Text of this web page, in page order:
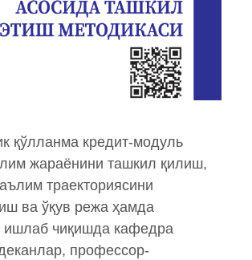
қўлланма кредит-модуль
жараёнини ташкил қилиш,
траекториясини
ва ўқув режа ҳамда
ишлаб чиқишда кафедра
профессор-